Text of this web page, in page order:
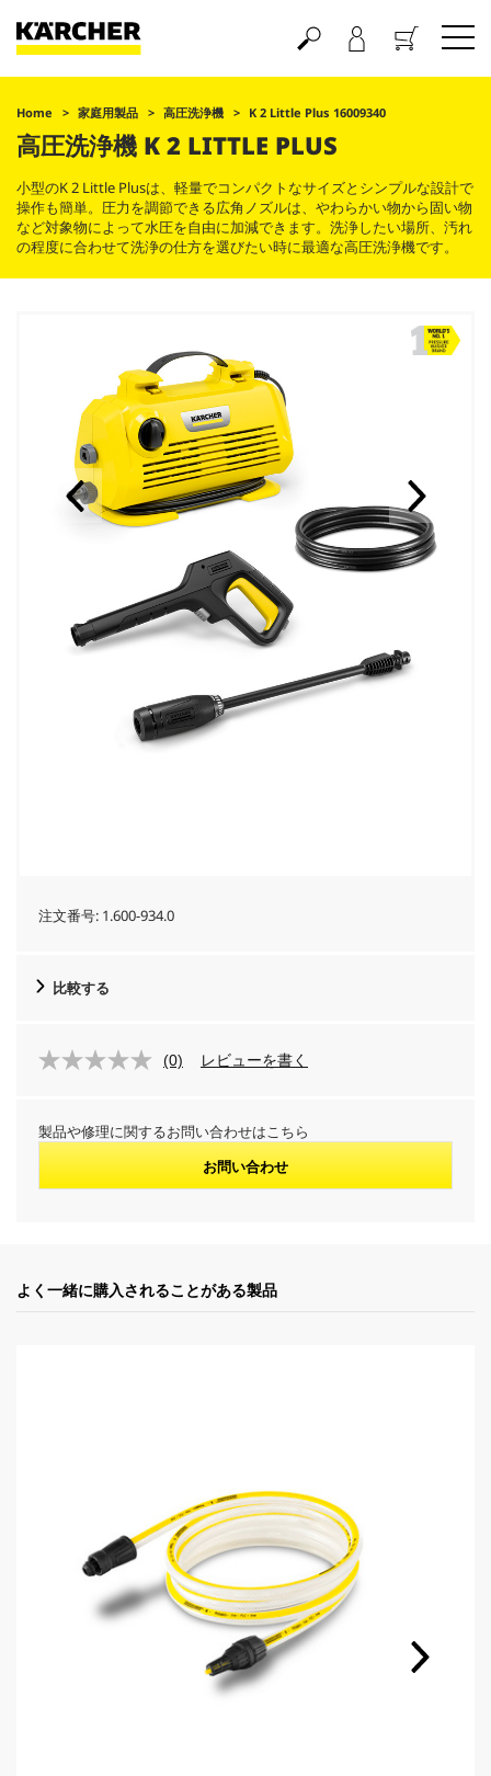
買い物かご
Home 家庭用製品 高圧洗浄機 K 2 Little Plus 16009340
高圧洗浄機 K 2 LITTLE PLUS
小型のK 2 Little Plusは、軽量でコンパクトなサイズとシンプルな設計で
操作も簡単。圧力を調節できる広角ノズルは、やわらかい物から固い物
など対象物によって水圧を自由に加減できます。洗浄したい場所、汚れ
の程度に合わせて洗浄の仕方を選びたい時に最適な高圧洗浄機です。
注文番号: 1.600-934.0
比較する
(0) レビューを書く
製品や修理に関するお問い合わせはこちら
お問い合わせ
よく一緒に購入されることがある製品